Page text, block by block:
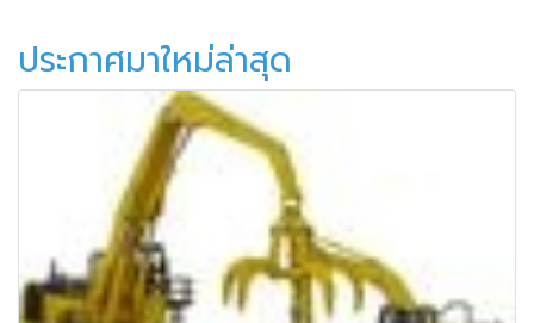
ประกาศมาใหม่ล่าสุด